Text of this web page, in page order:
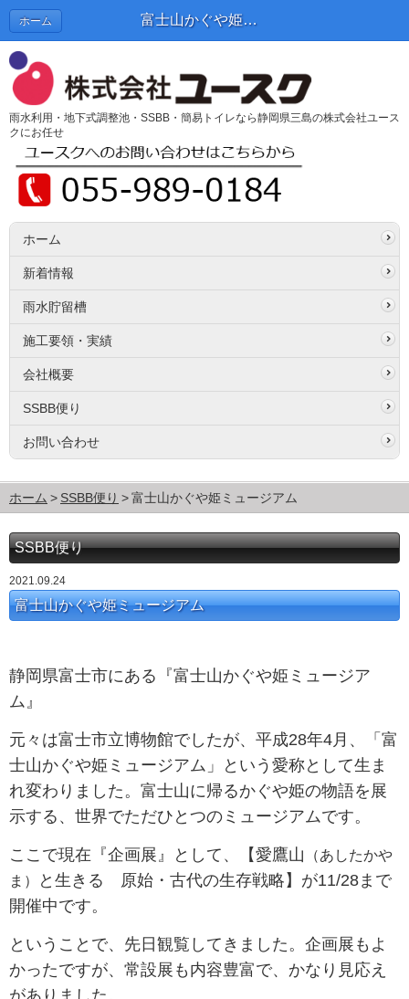
富士山かぐや姫ミュージアム | SSBB便り
ホーム
雨水利用・地下式調整池・SSBB・簡易トイレなら静岡県三島の株式会社ユース
クにお任せ
ホーム
新着情報
雨水貯留槽
施工要領・実績
会社概要
SSBB便り
お問い合わせ
ホーム SSBB便り 富士山かぐや姫ミュージアム
SSBB便り
2021.09.24
富士山かぐや姫ミュージアム
静岡県富士市にある『富士山かぐや姫ミュージア
ム』
元々は富士市立博物館でしたが、 平成28年4月、「富
士山かぐや姫ミュージアム」という愛称として生ま
れ変わりました。 富士山に帰るかぐや姫の物語を展
示する、世界でただひとつのミュージアムです。
ここで現在『企画展』として、【愛鷹山
（あしたかや
ま）
と生きる 原始・古代の生存戦略】が11/28まで
開催中です。
ということで、先日観覧してきました。企画展もよ
かったですが、常設展も内容豊富で、かなり見応え